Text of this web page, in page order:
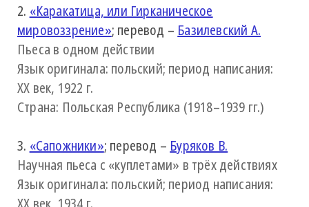
2. «Каракатица, или Гирканическое
мировоззрение»; перевод – Базилевский А.
Пьеса в одном действии
Язык оригинала: польский; период написания:
XX век, 1922 г.
Страна: Польская Республика (1918–1939 гг.)
3. «Сапожники»; перевод – Буряков В.
Научная пьеса с «куплетами» в трёх действиях
Язык оригинала: польский; период написания:
XX век, 1934 г.